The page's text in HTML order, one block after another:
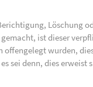
Löschung
ist dieser
offengelegt wurden,
sei denn, dies